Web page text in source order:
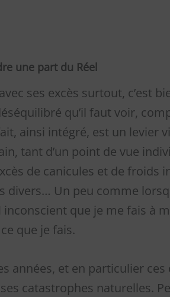
une part du Réel
ses excès surtout, c’est
qu’il faut voir,
ainsi intégré, est un levier
tant d’un point de vue
de canicules et de froids
divers… Un peu comme
inconscient que je me fais à
que je fais.
années, et en particulier
catastrophes naturelles.